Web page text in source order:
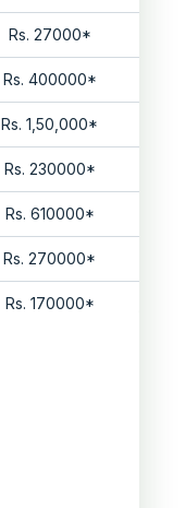
Rs. 27000*
Rs. 400000*
Rs.1,50,000*
Rs. 230000*
Rs. 610000*
Rs.270000*
Rs. 170000*